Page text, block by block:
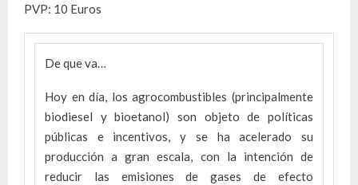
PVP: 10 Euros
De que va…
Hoy en día, los agrocombustibles (principalmente
biodiesel y bioetanol) son objeto de políticas
públicas e incentivos, y se ha acelerado su
producción a gran escala, con la intención de
reducir las emisiones de gases de efecto